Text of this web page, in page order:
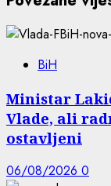
BiH
Ministar
Vlade, ali
ostavljeni
06/08/2026 0